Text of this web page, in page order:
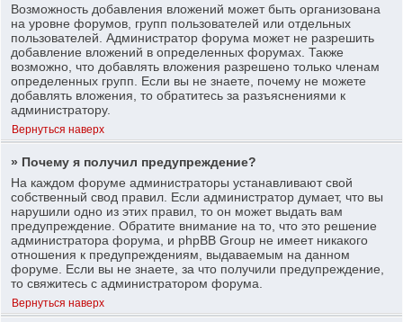
Возможность добавления вложений может быть организована
на уровне форумов, групп пользователей или отдельных
пользователей. Администратор форума может не разрешить
добавление вложений в определенных форумах. Также
возможно, что добавлять вложения разрешено только членам
определенных групп. Если вы не знаете, почему не можете
добавлять вложения, то обратитесь за разъяснениями к
администратору.
Вернуться наверх
» Почему я получил предупреждение?
На каждом форуме администраторы устанавливают свой
собственный свод правил. Если администратор думает, что вы
нарушили одно из этих правил, то он может выдать вам
предупреждение. Обратите внимание на то, что это решение
администратора форума, и phpBB Group не имеет никакого
отношения к предупреждениям, выдаваемым на данном
форуме. Если вы не знаете, за что получили предупреждение,
то свяжитесь с администратором форума.
Вернуться наверх